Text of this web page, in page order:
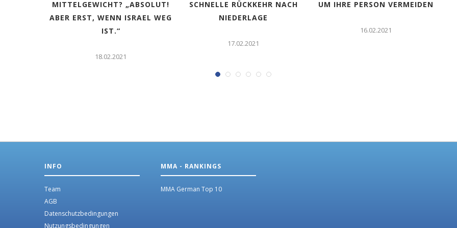
MITTELGEWICHT? „ABSOLUT!
ABER ERST, WENN ISRAEL WEG
IST.“
18.02.2021
SCHNELLE RÜCKKEHR NACH
NIEDERLAGE
17.02.2021
UM IHRE PERSON VERMEIDEN
16.02.2021
INFO
Team
AGB
Datenschutzbedingungen
Nutzungsbedingungen
MMA - RANKINGS
MMA German Top 10